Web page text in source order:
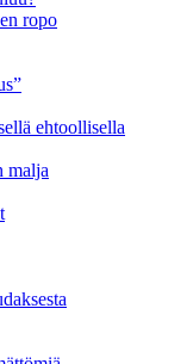
ropo
ehtoollisella
malja